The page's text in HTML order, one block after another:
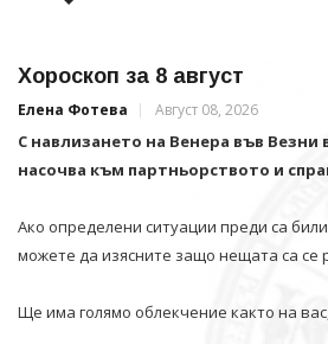
Хороскоп за 8 август
Елена Фотева Август 08, 2026
С навлизането на Венера във Везни
насочва към партньорството и
Ако определени ситуации преди са
можете да изясните защо нещата са се
Ще има голямо облекчение както на